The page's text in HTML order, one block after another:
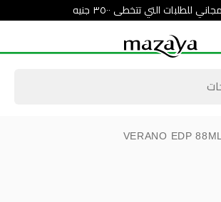
للطلبات التي تتخطى ٣٥٠٠ جنيه
VERANO EDP 88ML